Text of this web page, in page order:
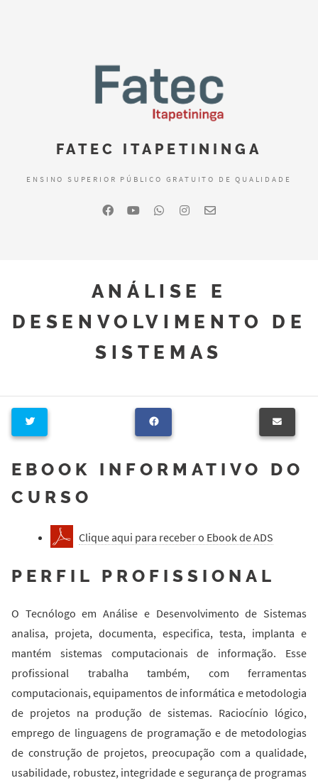
FATEC ITAPETININGA
ENSINO SUPERIOR PÚBLICO GRATUITO DE QUALIDADE
ANÁLISE E
DESENVOLVIMENTO DE
SISTEMAS
EBOOK INFORMATIVO DO
CURSO
Clique aqui para receber o Ebook de ADS
PERFIL PROFISSIONAL
O Tecnólogo em Análise e Desenvolvimento de Sistemas
analisa, projeta, documenta, especifica, testa, implanta e
mantém sistemas computacionais de informação. Esse
profissional trabalha também, com ferramentas
computacionais, equipamentos de informática e metodologia
de projetos na produção de sistemas. Raciocínio lógico,
emprego de linguagens de programação e de metodologias
de construção de projetos, preocupação com a qualidade,
usabilidade, robustez, integridade e segurança de programas